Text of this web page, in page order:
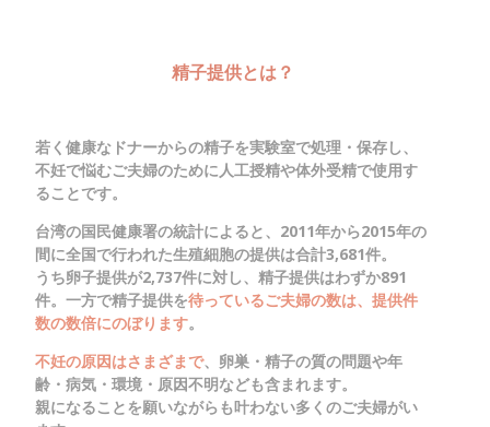
精子提供とは？
若く健康なドナーからの精子を実験室で処理・保存し、
不妊で悩むご夫婦のために人工授精や体外受精で使用す
ることです。
台湾の国民健康署の統計によると、2011年から2015年の
間に全国で行われた生殖細胞の提供は合計3,681件。
うち卵子提供が2,737件に対し、精子提供はわずか891
件。一方で精子提供を待っているご夫婦の数は、提供件
数の数倍にのぼります。
不妊の原因はさまざまで、卵巣・精子の質の問題や年
齢・病気・環境・原因不明なども含まれます。
親になることを願いながらも叶わない多くのご夫婦がい